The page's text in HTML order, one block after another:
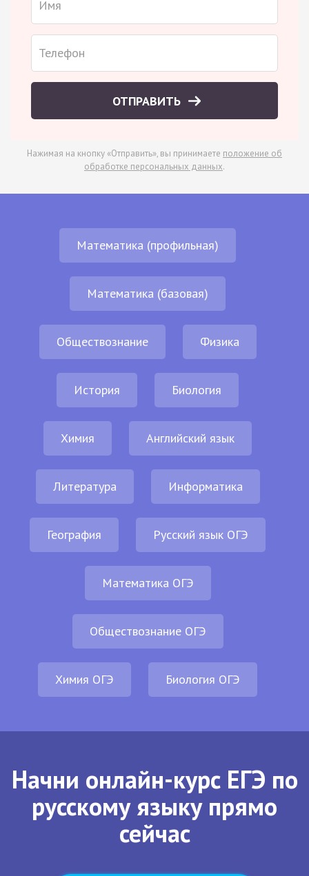
ОТПРАВИТЬ
Нажимая на кнопку «Отправить», вы принимаете положение об
обработке персональных данных.
Математика (профильная)
Математика (базовая)
Обществознание Физика
История Биология
Химия Английский язык
Литература Информатика
География Русский язык ОГЭ
Математика ОГЭ
Обществознание ОГЭ
Химия ОГЭ Биология ОГЭ
Начни онлайн-курс ЕГЭ по
русскому языку прямо
сейчас